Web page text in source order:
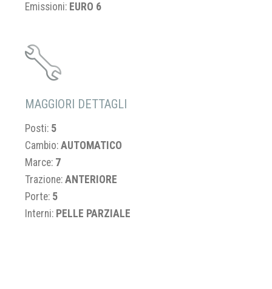
Emissioni: EURO 6
MAGGIORI DETTAGLI
Posti: 5
Cambio: AUTOMATICO
Marce: 7
Trazione: ANTERIORE
Porte: 5
Interni: PELLE PARZIALE